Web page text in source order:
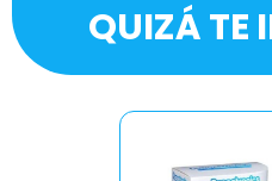
QUIZÁ TE